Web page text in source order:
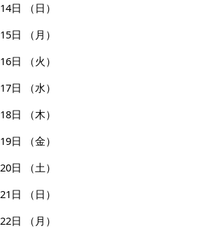
14日
（日）
15日
（月）
16日
（火）
17日
（水）
18日
（木）
19日
（金）
20日
（土）
21日
（日）
22日
（月）